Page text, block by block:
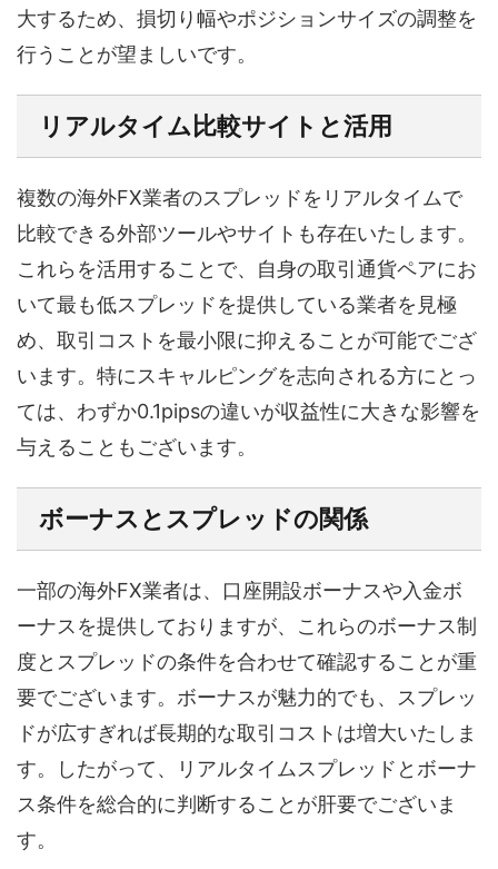
大するため、損切り幅やポジションサイズの調整を
行うことが望ましいです。
リアルタイム比較サイトと活用
複数の海外FX業者のスプレッドをリアルタイムで
比較できる外部ツールやサイトも存在いたします。
これらを活用することで、自身の取引通貨ペアにお
いて最も低スプレッドを提供している業者を見極
め、取引コストを最小限に抑えることが可能でござ
います。特にスキャルピングを志向される方にとっ
ては、わずか0.1pipsの違いが収益性に大きな影響を
与えることもございます。
ボーナスとスプレッドの関係
一部の海外FX業者は、口座開設ボーナスや入金ボ
ーナスを提供しておりますが、これらのボーナス制
度とスプレッドの条件を合わせて確認することが重
要でございます。ボーナスが魅力的でも、スプレッ
ドが広すぎれば長期的な取引コストは増大いたしま
す。したがって、リアルタイムスプレッドとボーナ
ス条件を総合的に判断することが肝要でございま
す。